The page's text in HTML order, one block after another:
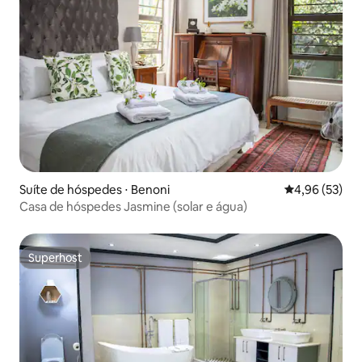
Suíte de hóspedes ⋅ Benoni 4,96 de uma
4,96 (53)
Casa de hóspedes Jasmine (solar e água)
Superhost
Superhost